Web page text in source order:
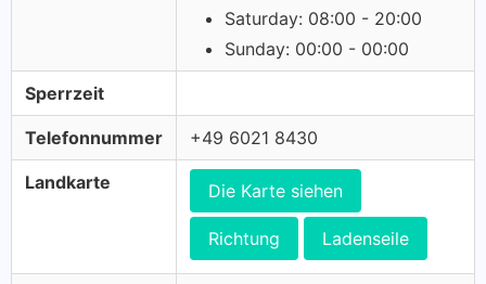
Saturday: 08:00 - 20:00
Sunday: 00:00 - 00:00
Sperrzeit
Telefonnummer +49 6021 8430
Landkarte Die Karte siehen
Richtung Ladenseile